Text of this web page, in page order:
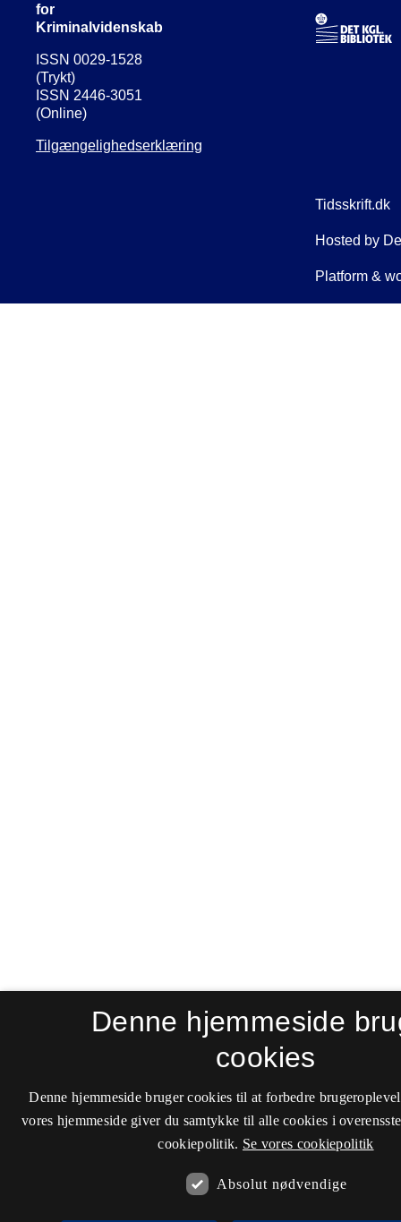
for
Kriminalvidenskab
ISSN 0029-1528
(Trykt)
ISSN 2446-3051
(Online)
Tilgængelighedserklæring
Denne hjemmeside
cookies
Denne hjemmeside bruger cookies til at forbedre
vores hjemmeside giver du samtykke til alle cookies i
cookiepolitik. Se vores cookiepolitik
Absolut nødvendige